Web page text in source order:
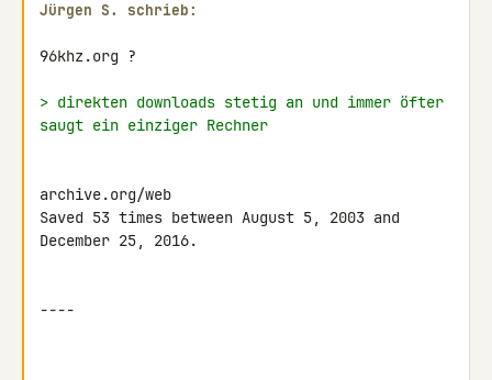
Jürgen S. schrieb:
96khz.org ?
> direkten downloads stetig an und immer öfter
saugt ein einziger Rechner
archive.org/web
Saved 53 times between August 5, 2003 and
December 25, 2016.
----